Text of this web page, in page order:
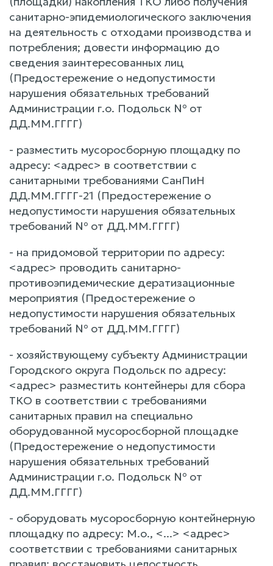
санитарно-эпидемиологического заключения
на деятельность с отходами производства и
потребления; довести информацию до
сведения заинтересованных лиц
(Предостережение о недопустимости
нарушения обязательных требований
Администрации г.о. Подольск № от
ДД.ММ.ГГГГ)
- разместить мусоросборную площадку по
адресу: <адрес> в соответствии с
санитарными требованиями СанПиН
ДД.ММ.ГГГГ-21 (Предостережение о
недопустимости нарушения обязательных
требований № от ДД.ММ.ГГГГ)
- на придомовой территории по адресу:
<адрес> проводить санитарно-
противоэпидемические дератизационные
мероприятия (Предостережение о
недопустимости нарушения обязательных
требований № от ДД.ММ.ГГГГ)
- хозяйствующему субъекту Администрации
Городского округа Подольск по адресу:
<адрес> разместить контейнеры для сбора
ТКО в соответствии с требованиями
санитарных правил на специально
оборудованной мусоросборной площадке
(Предостережение о недопустимости
нарушения обязательных требований
Администрации г.о. Подольск № от
ДД.ММ.ГГГГ)
- оборудовать мусоросборную контейнерную
площадку по адресу: М.о., <...> <адрес>
соответствии с требованиями санитарных